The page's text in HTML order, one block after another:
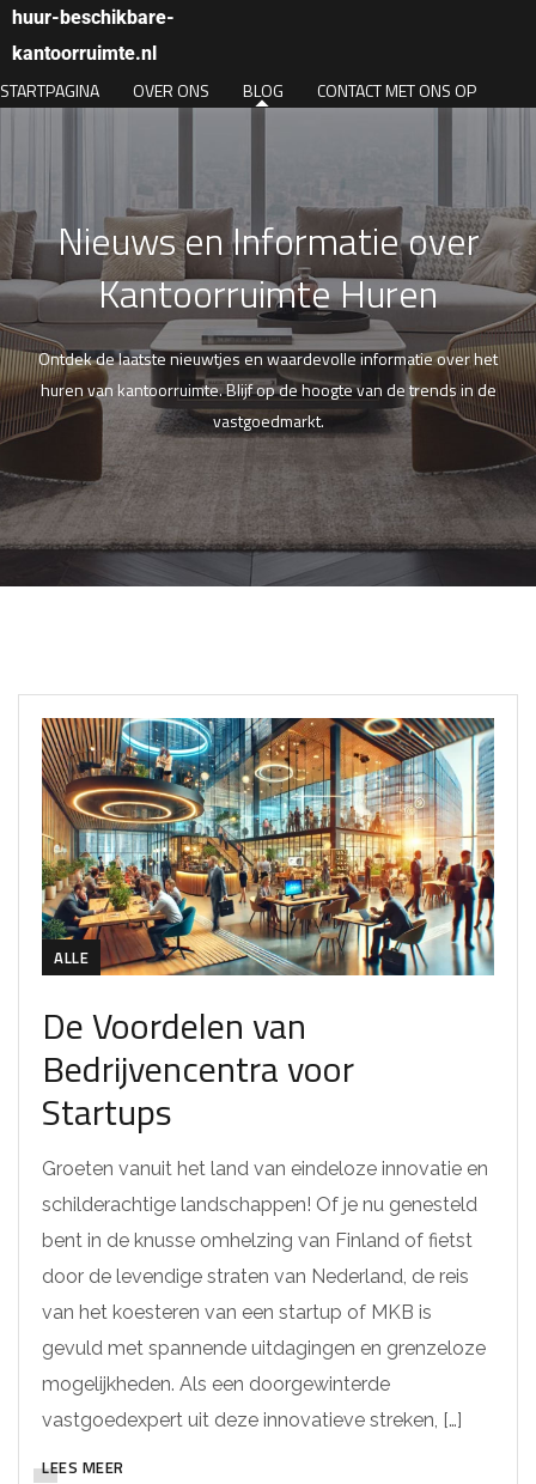
huur-beschikbare-
kantoorruimte.nl
STARTPAGINA OVER ONS BLOG CONTACT MET ONS OP
Nieuws en Informatie over
Kantoorruimte Huren
Ontdek de laatste nieuwtjes en waardevolle informatie over het
huren van kantoorruimte. Blijf op de hoogte van de trends in de
vastgoedmarkt.
ALLE
De Voordelen van
Bedrijvencentra voor
Startups
Groeten vanuit het land van eindeloze innovatie en
schilderachtige landschappen! Of je nu genesteld
bent in de knusse omhelzing van Finland of fietst
door de levendige straten van Nederland, de reis
van het koesteren van een startup of MKB is
gevuld met spannende uitdagingen en grenzeloze
mogelijkheden. Als een doorgewinterde
vastgoedexpert uit deze innovatieve streken, […]
LEES MEER